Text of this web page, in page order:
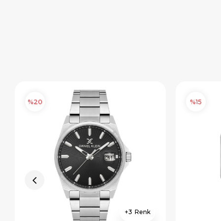
3
%20 %15